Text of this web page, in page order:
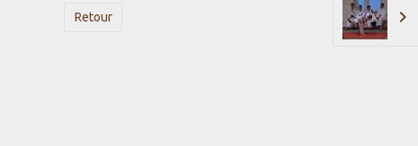
Retour